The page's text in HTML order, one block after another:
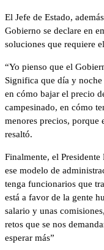
El Jefe de Estado,
Gobierno se declare en
soluciones que requiere
“Yo pienso que el
Significa que día y
en cómo bajar el precio
campesinado, en cómo
menores precios, porque
resaltó.
Finalmente, el Presidente
ese modelo de
tenga funcionarios que
está a favor de la gente
salario y unas
retos que se nos
esperar más”